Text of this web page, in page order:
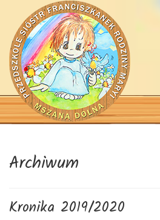
Archiwum
Kronika 2019/2020